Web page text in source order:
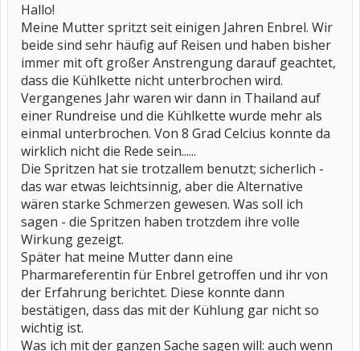
Hallo!
Meine Mutter spritzt seit einigen Jahren Enbrel. Wir
beide sind sehr häufig auf Reisen und haben bisher
immer mit oft großer Anstrengung darauf geachtet,
dass die Kühlkette nicht unterbrochen wird.
Vergangenes Jahr waren wir dann in Thailand auf
einer Rundreise und die Kühlkette wurde mehr als
einmal unterbrochen. Von 8 Grad Celcius konnte da
wirklich nicht die Rede sein......
Die Spritzen hat sie trotzallem benutzt; sicherlich -
das war etwas leichtsinnig, aber die Alternative
wären starke Schmerzen gewesen. Was soll ich
sagen - die Spritzen haben trotzdem ihre volle
Wirkung gezeigt.
Später hat meine Mutter dann eine
Pharmareferentin für Enbrel getroffen und ihr von
der Erfahrung berichtet. Diese konnte dann
bestätigen, dass das mit der Kühlung gar nicht so
wichtig ist.
Was ich mit der ganzen Sache sagen will: auch wenn